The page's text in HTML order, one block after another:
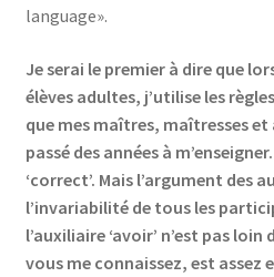
language».
Je serai le premier à dire que
élèves adultes, j’utilise les
que mes maîtres, maîtresses
passé des années à
‘correct’. Mais l’argument des
l’invariabilité de tous les
l’auxiliaire ‘avoir’ n’est pas
vous me connaissez, est assez